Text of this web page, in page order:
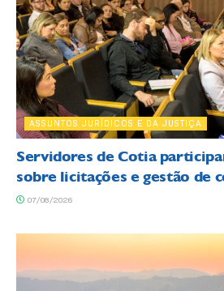
ASSUNTOS JURÍDICOS E DA JUSTIÇA
Servidores de Cotia
sobre licitações e gestão de
07/08/2026